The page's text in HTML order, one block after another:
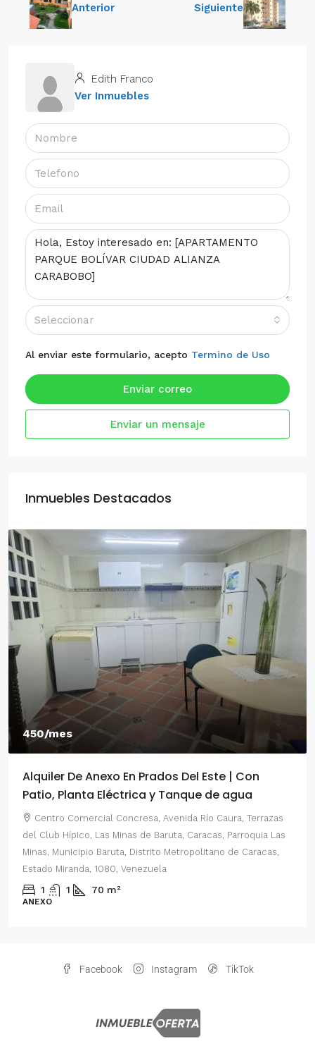
Anterior Siguiente
Edith Franco
Ver Inmuebles
Seleccionar
Al enviar este formulario, acepto Termino de Uso
Enviar correo
Enviar un mensaje
Inmuebles Destacados
450/mes
Alquiler De Anexo En Prados Del Este | Con
Patio, Planta Eléctrica y Tanque de agua
Centro Comercial Concresa, Avenida Río Caura, Terrazas
del Club Hípico, Las Minas de Baruta, Caracas, Parroquia Las
Minas, Municipio Baruta, Distrito Metropolitano de Caracas,
Estado Miranda, 1080, Venezuela
1 1 70 m²
ANEXO
Facebook Instagram TikTok